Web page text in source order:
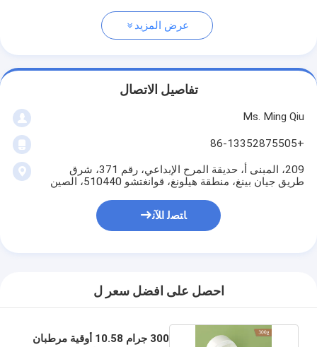
عرض المزيد
تفاصيل الاتصال
Ms. Ming Qiu
+86-13352875505
209، المبنى أ، حديقة المرح الإبداعي، رقم 371، شرق
طريق جيان بينغ، منطقة هيلونغ، قوانغتشو 510440، الصين
ﺎﺘﺼﻟ ﺍﻶﻧ
احصل على افضل سعر ل
300 جرام 10.58 أوقية مرطبان